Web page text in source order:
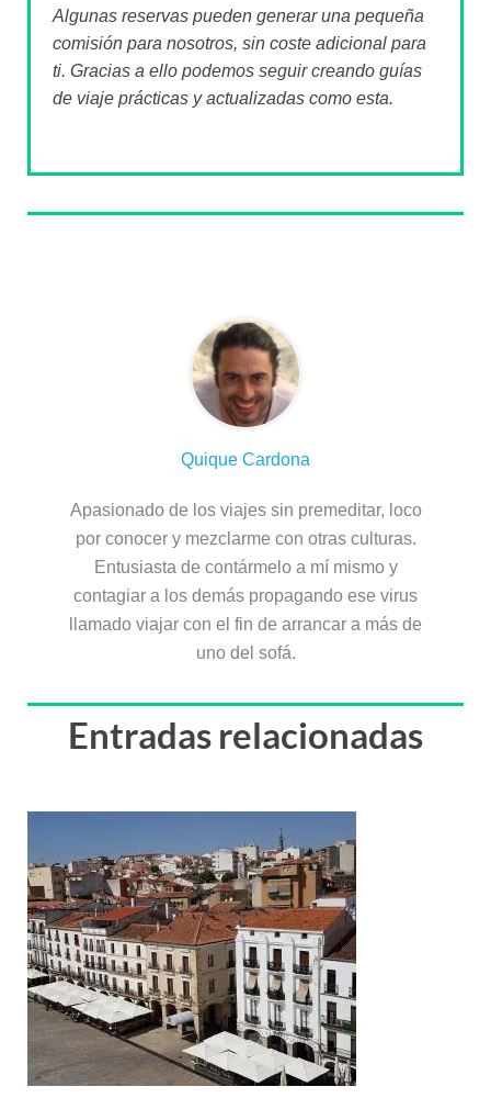
Algunas reservas pueden generar una pequeña
comisión para nosotros, sin coste adicional para
ti. Gracias a ello podemos seguir creando guías
de viaje prácticas y actualizadas como esta.
Quique Cardona
Apasionado de los viajes sin premeditar, loco
por conocer y mezclarme con otras culturas.
Entusiasta de contármelo a mí mismo y
contagiar a los demás propagando ese virus
llamado viajar con el fin de arrancar a más de
uno del sofá.
Entradas relacionadas